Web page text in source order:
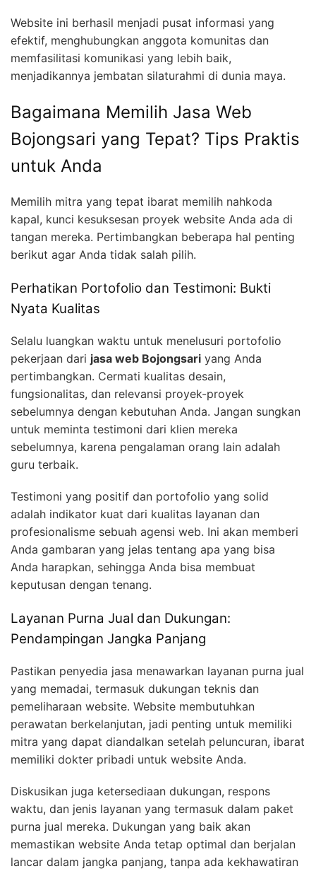
Website ini berhasil menjadi pusat informasi yang
efektif, menghubungkan anggota komunitas dan
memfasilitasi komunikasi yang lebih baik,
menjadikannya jembatan silaturahmi di dunia maya.
Bagaimana Memilih Jasa Web
Bojongsari yang Tepat? Tips Praktis
untuk Anda
Memilih mitra yang tepat ibarat memilih nahkoda
kapal, kunci kesuksesan proyek website Anda ada di
tangan mereka. Pertimbangkan beberapa hal penting
berikut agar Anda tidak salah pilih.
Perhatikan Portofolio dan Testimoni: Bukti
Nyata Kualitas
Selalu luangkan waktu untuk menelusuri portofolio
pekerjaan dari jasa web Bojongsari yang Anda
pertimbangkan. Cermati kualitas desain,
fungsionalitas, dan relevansi proyek-proyek
sebelumnya dengan kebutuhan Anda. Jangan sungkan
untuk meminta testimoni dari klien mereka
sebelumnya, karena pengalaman orang lain adalah
guru terbaik.
Testimoni yang positif dan portofolio yang solid
adalah indikator kuat dari kualitas layanan dan
profesionalisme sebuah agensi web. Ini akan memberi
Anda gambaran yang jelas tentang apa yang bisa
Anda harapkan, sehingga Anda bisa membuat
keputusan dengan tenang.
Layanan Purna Jual dan Dukungan:
Pendampingan Jangka Panjang
Pastikan penyedia jasa menawarkan layanan purna jual
yang memadai, termasuk dukungan teknis dan
pemeliharaan website. Website membutuhkan
perawatan berkelanjutan, jadi penting untuk memiliki
mitra yang dapat diandalkan setelah peluncuran, ibarat
memiliki dokter pribadi untuk website Anda.
Diskusikan juga ketersediaan dukungan, respons
waktu, dan jenis layanan yang termasuk dalam paket
purna jual mereka. Dukungan yang baik akan
memastikan website Anda tetap optimal dan berjalan
lancar dalam jangka panjang, tanpa ada kekhawatiran